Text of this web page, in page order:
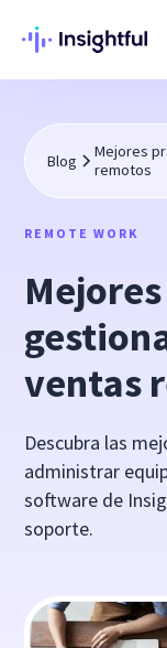
Blog
Mejores
remotos
REMOTE WORK
ventas
Descubra las
administrar
software de
soporte.